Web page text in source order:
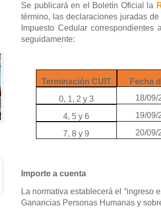
Se publicará en el Boletín Oficial la
término, las declaraciones juradas
Impuesto Cedular
seguidamente:
Terminación CUIT Fecha
0, 1, 2 y 3
18/09/
4, 5 y 6 19/09/
7, 8 y 9 20/09/
Importe a cuenta
La normativa establecerá el “ingreso
Ganancias Personas Humanas y